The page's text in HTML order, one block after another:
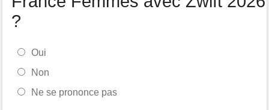
?
Oui
Non
Ne se prononce pas